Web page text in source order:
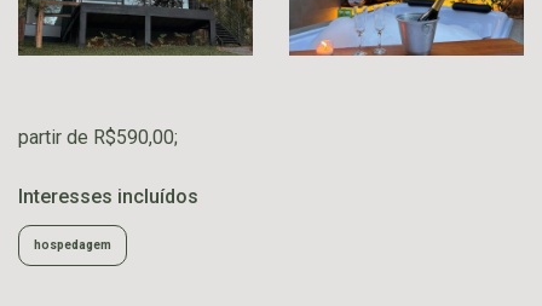
partir de R$590,00;
Interesses incluídos
hospedagem